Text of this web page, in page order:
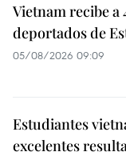
Vietnam recibe a
deportados de
05/08/2026 09:09
Estudiantes
excelentes